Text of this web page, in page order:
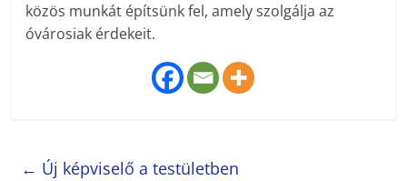
közös munkát építsünk fel, amely szolgálja az
óvárosiak érdekeit.
← Új képviselő a testületben